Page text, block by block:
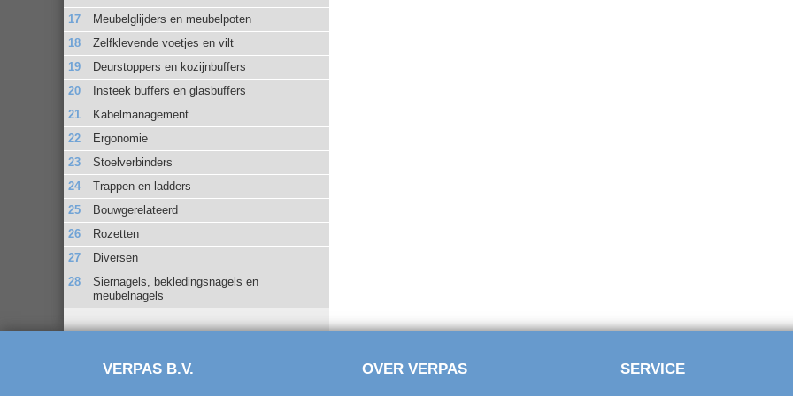
Meubelglijders en meubelpoten
Zelfklevende voetjes en vilt
Deurstoppers en kozijnbuffers
Insteek buffers en glasbuffers
Kabelmanagement
Ergonomie
Stoelverbinders
Trappen en ladders
Bouwgerelateerd
Rozetten
Diversen
Siernagels, bekledingsnagels en
meubelnagels
VERPAS B.V. OVER VERPAS SERVICE